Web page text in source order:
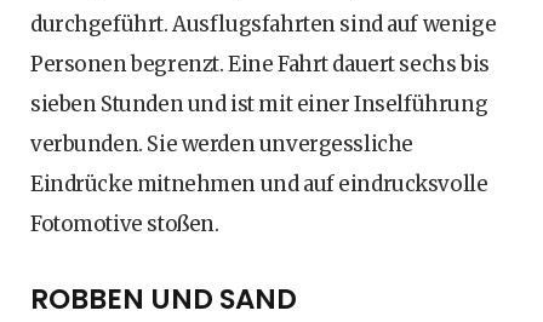
durchgeführt. Ausflugsfahrten sind auf wenige
Personen begrenzt. Eine Fahrt dauert sechs bis
sieben Stunden und ist mit einer Inselführung
verbunden. Sie werden unvergessliche
Eindrücke mitnehmen und auf eindrucksvolle
Fotomotive stoßen.
ROBBEN UND SAND